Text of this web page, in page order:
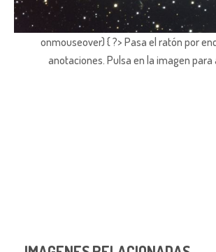
onmouseover) { ?> Pasa el ratón por
anotaciones. Pulsa en la imagen para